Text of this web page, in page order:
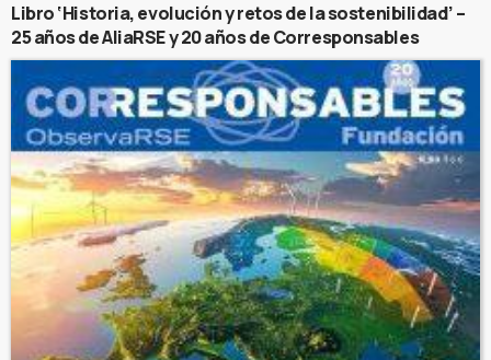
Libro ‘Historia, evolución y retos de la sostenibilidad’ –
25 años de AliaRSE y 20 años de Corresponsables